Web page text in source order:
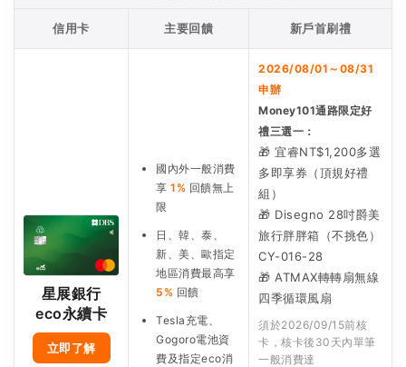
信用卡 主要回饋 新戶首刷禮
星展銀行
eco永續卡
立即了解
國內外一般消費
享 1% 回饋無上
限
日、韓、泰、
新、美、歐指定
地區消費最高享
5% 回饋
Tesla充電、
Gogoro電池資
費及指定eco消
2026/08/01～08/31
申辦
Money101通路限定好
禮三選一：
🎁 宜睿NT$1,200多選
多即享券（頂規好禮
組）
🎁 Disegno 28吋爵美
旅行胖胖箱（不挑色）
CY-016-28
🎁 ATMAX轉轉扇無線
四季循環風扇
須於2026/09/15前核
卡，核卡後30天內單筆
一般消費達